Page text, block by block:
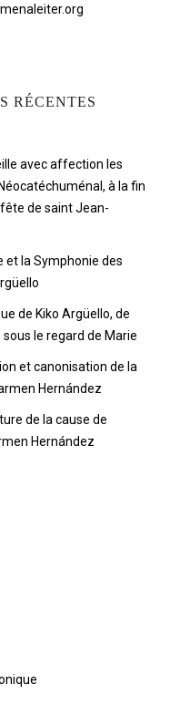
RÉCENTES
avec affection les
à la fin
fête de saint Jean-
et la Symphonie des
de Kiko Argüello, de
le regard de Marie
et canonisation de la
Hernández
de la cause de
Hernández